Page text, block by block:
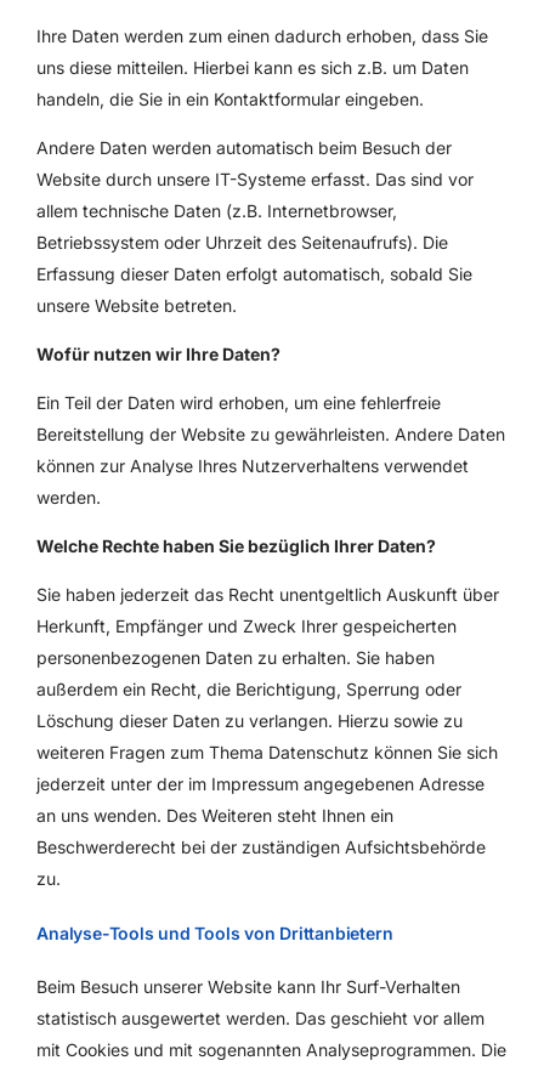
Ihre Daten werden zum einen dadurch erhoben, dass Sie
uns diese mitteilen. Hierbei kann es sich z.B. um Daten
handeln, die Sie in ein Kontaktformular eingeben.
Andere Daten werden automatisch beim Besuch der
Website durch unsere IT-Systeme erfasst. Das sind vor
allem technische Daten (z.B. Internetbrowser,
Betriebssystem oder Uhrzeit des Seitenaufrufs). Die
Erfassung dieser Daten erfolgt automatisch, sobald Sie
unsere Website betreten.
Wofür nutzen wir Ihre Daten?
Ein Teil der Daten wird erhoben, um eine fehlerfreie
Bereitstellung der Website zu gewährleisten. Andere Daten
können zur Analyse Ihres Nutzerverhaltens verwendet
werden.
Welche Rechte haben Sie bezüglich Ihrer Daten?
Sie haben jederzeit das Recht unentgeltlich Auskunft über
Herkunft, Empfänger und Zweck Ihrer gespeicherten
personenbezogenen Daten zu erhalten. Sie haben
außerdem ein Recht, die Berichtigung, Sperrung oder
Löschung dieser Daten zu verlangen. Hierzu sowie zu
weiteren Fragen zum Thema Datenschutz können Sie sich
jederzeit unter der im Impressum angegebenen Adresse
an uns wenden. Des Weiteren steht Ihnen ein
Beschwerderecht bei der zuständigen Aufsichtsbehörde
zu.
Analyse-Tools und Tools von Drittanbietern
Beim Besuch unserer Website kann Ihr Surf-Verhalten
statistisch ausgewertet werden. Das geschieht vor allem
mit Cookies und mit sogenannten Analyseprogrammen. Die